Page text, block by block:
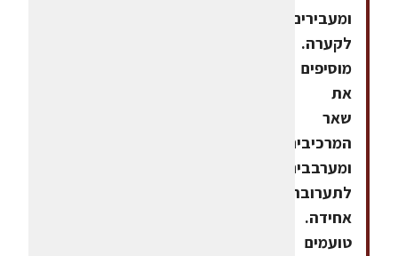
ומעבירים
לקערה.
מוסיפים
את
שאר
המרכיבים
ומערבבים
לתערובת
אחידה.
טועמים